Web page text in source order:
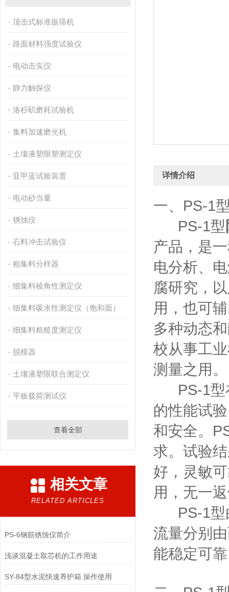
顶击式标准振筛机
路面材料强度试验仪
电动击实仪
静力触探仪
洛杉矶磨耗试验机
集料加速磨光机
土壤液塑限塑测定仪
亚甲蓝试验装置
电动砂当量
锈蚀仪
石料冲击试验仪
粗集料分样器
细集料棱角性测定仪
细集料吸水性测定仪（饱和面）
细集料粗糙度测定仪
脱模器
土壤液塑限联合测定仪
平板载荷测试仪
查看全部
相关文章
RELATED ARTICLES
PS-6钢筋锈蚀仪简介
浅谈混凝土取芯机的工作用途
SY-84型水泥快速养护箱 操作使用
详情介绍
一、PS-1
PS-1型
产品，是
电分析、
腐研究，
用，也可
多种动态
校从事工
测量之用。
PS-1型
的性能试
和安全。
求。试验
好，灵敏
用，无一
PS-1型
流量分别
能稳定可